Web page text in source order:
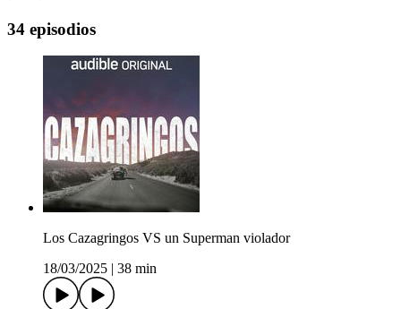
34 episodios
Los Cazagringos VS un Superman violador
18/03/2025
38 min